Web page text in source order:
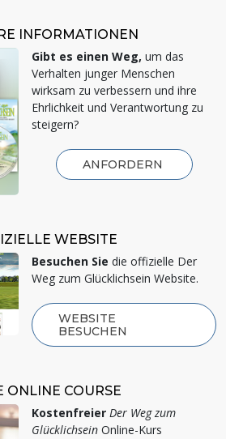
INFORMATIONEN
Gibt es einen Weg, um das
Verhalten junger Menschen
wirksam zu verbessern und ihre
Ehrlichkeit und Verantwortung zu
steigern?
ANFORDERN
WEBSITE
Besuchen Sie die offizielle Der
Weg zum Glücklichsein Website.
WEBSITE
BESUCHEN
ONLINE COURSE
Kostenfreier Der Weg zum
Glücklichsein Online-Kurs